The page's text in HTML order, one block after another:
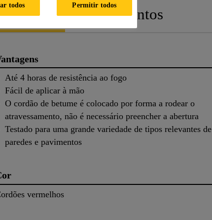
Documentos
Até 4 horas de resistência ao fogo
Fácil de aplicar à mão
O cordão de betume é colocado por forma a rodear o
atravessamento, não é necessário preencher a abertura
Testado para uma grande variedade de tipos relevantes de
paredes e pavimentos
vermelhos
todos Permitir todos